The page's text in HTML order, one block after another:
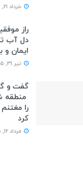
خرداد 21, 1405
دل آب
ایمان و
تیر 31, 1405
گفت و
منطقه
را
کرد
مرداد 12, 1405